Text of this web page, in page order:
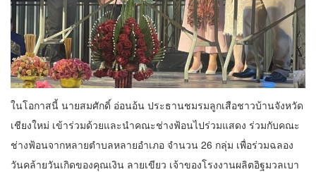
ในโอกาสนี้ นายสมศักดิ์ อ่อนอ้น ประธานชมรมลูกเสือชาวบ้านจังหวัด
เชียงใหม่ เข้าร่วมด้วยและนำคณะช่างฟ้อนไปร่วมแสดง ร่วมกับคณะ
ช่างฟ้อนจากหลายตำบลหลายอำเภอ จำนวน 26 กลุ่ม เพื่อร่วมฉลอง
วันคล้ายวันเกิดของคุณเงิน ลายเขียว เจ้าของโรงงานผลิตอิฐมวลเบา